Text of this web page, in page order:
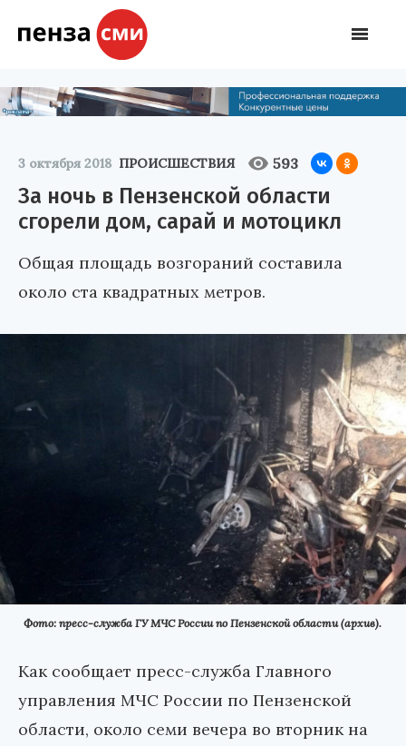
3 октября 2018 ПРОИСШЕСТВИЯ 593
За ночь в Пензенской области
сгорели дом, сарай и мотоцикл
Общая площадь возгораний составила
около ста квадратных метров.
Фото: пресс-служба ГУ МЧС России по Пензенской области (архив).
Как сообщает пресс-служба Главного
управления МЧС России по Пензенской
области, около семи вечера во вторник на